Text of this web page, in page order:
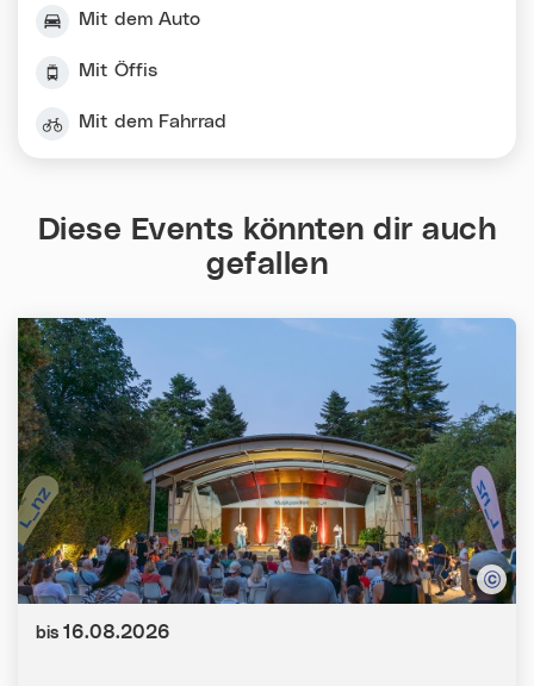
Mit dem Auto
Mit Öffis
Mit dem Fahrrad
Diese Events könnten dir auch
gefallen
Datum:
bis 16.08.2026